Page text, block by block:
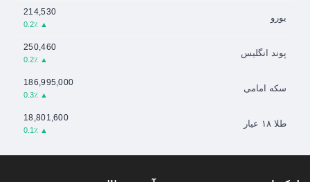
یورو
214,530
▲ 0.2٪
پوند انگلیس
250,460
▲ 0.2٪
سکه امامی
186,995,000
▲ 0.3٪
طلا ۱۸ عیار
18,801,600
▲ 0.1٪